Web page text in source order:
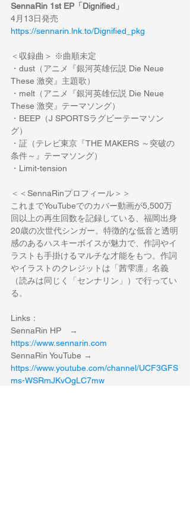
SennaRin 1st EP「Dignified」
4月13日発売
https://sennarin.lnk.to/Dignified_pkg
＜収録曲＞ ※曲順未定
・dust（アニメ『銀河英雄伝説 Die Neue
These 激突』主題歌）
・melt（アニメ『銀河英雄伝説 Die Neue
These 激突』テーマソング）
・BEEP（J SPORTSラグビーテーマソン
グ）
・証（テレビ東京『THE MAKERS ～突破の
条件～』テーマソング）
・Limit-tension
＜＜SennaRinプロフィール＞＞
これまでYouTubeでのカバー動画が5,500万
回以上の再生回数を記録している、福岡出身
20歳の次世代シンガー。特徴的な低音と透明
感のあるハスキーボイスが魅力で、作詞やイ
ラストも手掛けるマルチな才能をもつ。作詞
やイラストのクレジットは「茜雫凛」名義
（読みは同じく「センナリン」）で行ってい
る。
Links：
SennaRin HP　→
https://www.sennarin.com
SennaRin YouTube →
https://www.youtube.com/channel/UCF3GFS
ms-WSRmJKvOgLC7mw